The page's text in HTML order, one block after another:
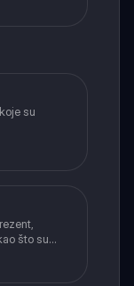
su
što su
II, kao i